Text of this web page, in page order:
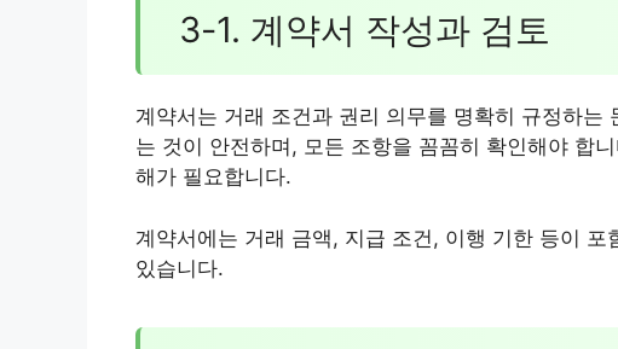
3-1. 계약서 작성과 검토
계약서는 거래 조건과 권리 의무를 명확히 규정하
는 것이 안전하며, 모든 조항을 꼼꼼히 확인해야 합
해가 필요합니다.
계약서에는 거래 금액, 지급 조건, 이행 기한 등이
있습니다.